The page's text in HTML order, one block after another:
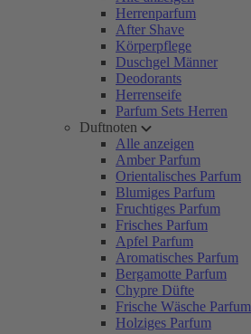
Herrenparfum
After Shave
Körperpflege
Duschgel Männer
Deodorants
Herrenseife
Parfum Sets Herren
Duftnoten
Alle anzeigen
Amber Parfum
Orientalisches Parfum
Blumiges Parfum
Fruchtiges Parfum
Frisches Parfum
Apfel Parfum
Aromatisches Parfum
Bergamotte Parfum
Chypre Düfte
Frische Wäsche Parfum
Holziges Parfum